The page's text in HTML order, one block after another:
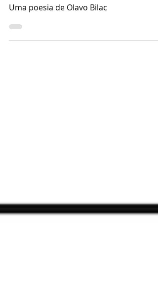
A um poeta, de Olavo Bilac
Uma poesia de Olavo Bilac